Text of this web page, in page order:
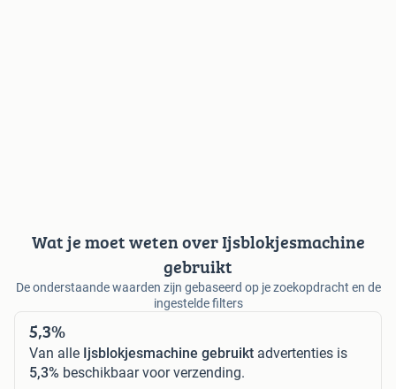
Wat je moet weten over Ijsblokjesmachine
gebruikt
De onderstaande waarden zijn gebaseerd op je zoekopdracht en de
ingestelde filters
5,3%
Van alle Ijsblokjesmachine gebruikt advertenties is
5,3% beschikbaar voor verzending.